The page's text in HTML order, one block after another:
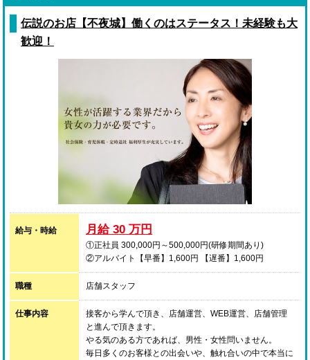
伝説のお店【不夜城】働くのはステータス！未経験も大
歓迎！
給与・時給 月給 30 万円
①正社員 300,000円～500,000円(研修期間あり)
②アルバイト【早番】1,600円 【遅番】1,600円
職種 店舗スタッフ
仕事内容
接客から学んで頂き、店舗運営、WEB運営、店舗管理
と進んで頂きます。
やる気のある方であれば、男性・女性問いません。
毎日多くのお客様との出会いや、触れ合いの中で本当に